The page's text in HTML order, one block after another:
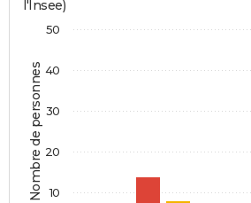
Nombre de personnes
l'Insee)
10
20
30
40
50